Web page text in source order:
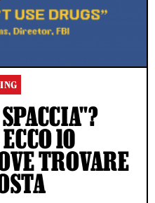
10
TROVARE